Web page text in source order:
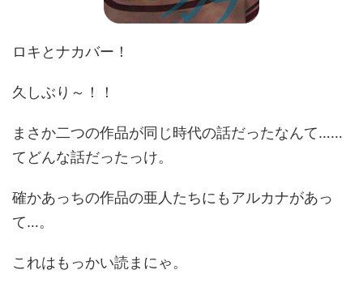
ロキとナカバー！
久しぶり～！！
まさか二つの作品が同じ時代の話だったなんて……
てどんな話だったっけ。
確かあっちの作品の亜人たちにもアルカナがあっ
て…。
これはもっかい読まにゃ。